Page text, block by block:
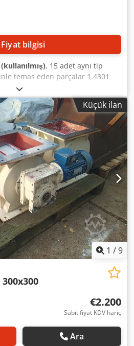
Fiyat bilgisi
, 15 adet aynı tip
temas eden parçalar 1.4301
çıkış çapı: 400mm, anma
uzunluk: 5237mm,
1252mm, teleskopik uzunluk
yükleme kapasitesi: yaklaşık
ağırlık: 245kg. Yerinde
Acoy Tn Ngjdewa
Küçük ilan
1 /9
300x300
€2.200
Sabit fiyat KDV hariç
Ara